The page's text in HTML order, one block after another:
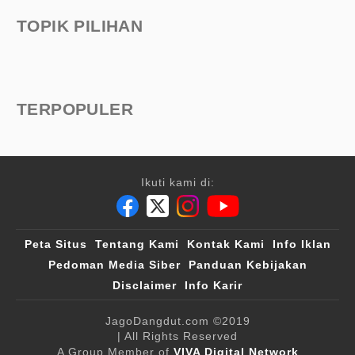
TOPIK PILIHAN
TERPOPULER
Ikuti kami di:
Peta Situs Tentang Kami Kontak Kami
Info Iklan
Pedoman Media Siber
Panduan Kebijakan
Disclaimer
Info Karir
JagoDangdut.com ©2019
| All Rights Reserved
A Group Member of VIVA Digital Network